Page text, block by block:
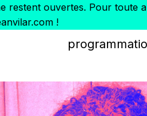
restent ouvertes. Pour
!